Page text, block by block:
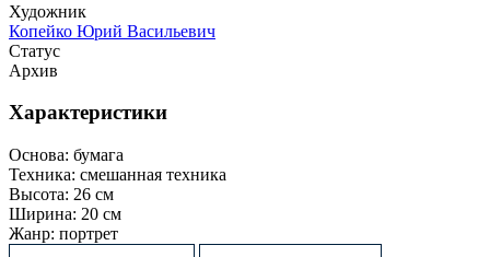
Художник
Копейко Юрий Васильевич
Статус
Архив
Характеристики
Основа: бумага
Техника: смешанная техника
Высота: 26 см
Ширина: 20 см
Жанр: портрет